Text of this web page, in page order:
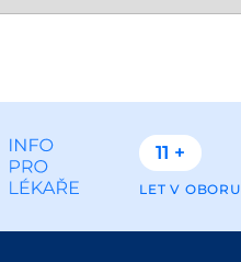
11 +
LET V OBORU